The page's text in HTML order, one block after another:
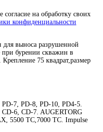
на обработку своих
конфиденциальности
для выноса разрушенной
при бурении скважин в
75 квадрат,размер
7, PD-8, PD-10, PD4-5.
6, CD-7. AUGERTORG
5500 TC,7000 TC. Impulse